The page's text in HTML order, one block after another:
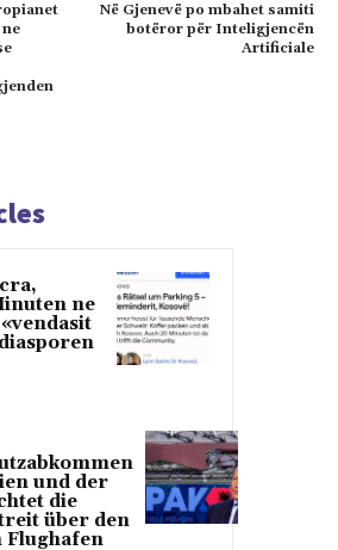
Në Gjenevë po mbahet samiti
botëror për Inteligjencën
Artificiale
ne
und der
die
über den